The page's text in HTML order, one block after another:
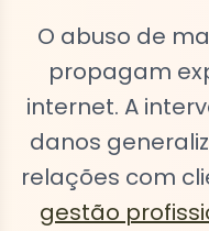
O abuso de
propagam
internet. A
danos
relações com
gestão